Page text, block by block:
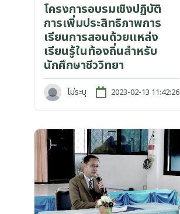
โครงการอบรมเชิงปฏิบัติ
การเพิ่มประสิทธิภาพการ
เรียนการสอนด้วยแหล่ง
เรียนรู้ในท้องถิ่นสำหรับ
นักศึกษาชีววิทยา
ไม่ระบุ 2023-02-13 11:42:26